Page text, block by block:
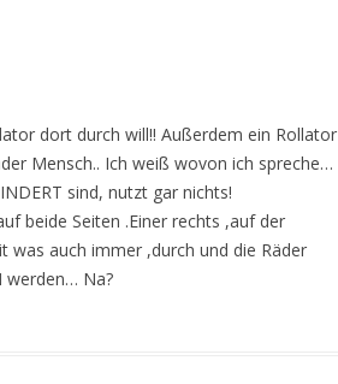
dort durch will!! Außerdem ein Rollator
Mensch.. Ich weiß wovon ich spreche…
sind, nutzt gar nichts!
beide Seiten .Einer rechts ,auf der
was auch immer ,durch und die Räder
werden… Na?